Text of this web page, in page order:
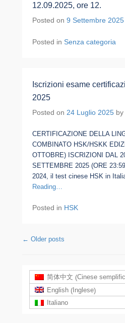
12.09.2025, ore 12.
Posted on 9 Settembre 2025
Posted in Senza categoria
Iscrizioni esame
2025
Posted on 24 Luglio 2025 by
CERTIFICAZIONE DELLA
COMBINATO HSK/HSKK
OTTOBRE) ISCRIZIONI DAL
SETTEMBRE 2025 (ORE
2024, il test cinese HSK in
Reading…
Posted in HSK
Post navigation
← Older posts
简体中文 (Cinese
English(Inglese)
Italiano